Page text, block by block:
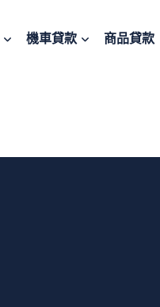
機車貸款 商品貸款